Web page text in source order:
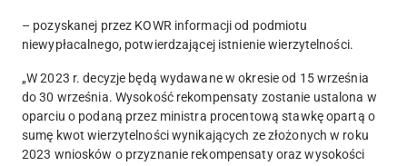
– pozyskanej przez KOWR informacji od podmiotu
niewypłacalnego, potwierdzającej istnienie wierzytelności.
„W 2023 r. decyzje będą wydawane w okresie od 15 września
do 30 września. Wysokość rekompensaty zostanie ustalona w
oparciu o podaną przez ministra procentową stawkę opartą o
sumę kwot wierzytelności wynikających ze złożonych w roku
2023 wniosków o przyznanie rekompensaty oraz wysokości